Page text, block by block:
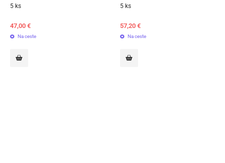
5 ks
47,00 €
Na ceste
5 ks
57,20 €
Na ceste